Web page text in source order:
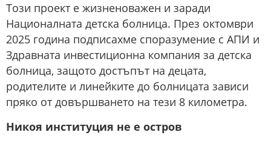
Този проект е жизненоважен и заради
Националната детска болница. През октомври
2025 година подписахме споразумение с АПИ и
Здравната инвестиционна компания за детска
болница, защото достъпът на децата,
родителите и линейките до болницата зависи
пряко от довършването на тези 8 километра.
Никоя институция не е остров